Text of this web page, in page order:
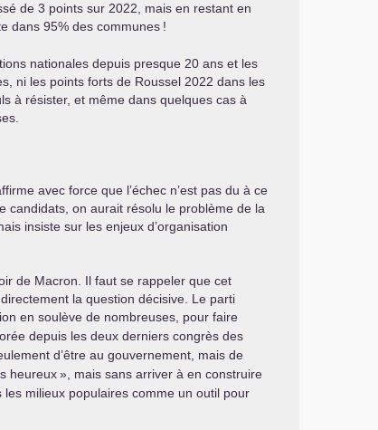
de 3 points sur 2022, mais en restant en
dans 95% des communes !
nationales depuis presque 20 ans et les
ni les points forts de Roussel 2022 dans les
à résister, et même dans quelques cas à
avec force que l’échec n’est pas du à ce
candidats, on aurait résolu le problème de la
insiste sur les enjeux d’organisation
de Macron. Il faut se rappeler que cet
la question décisive. Le parti
en soulève de nombreuses, pour faire
depuis les deux derniers congrès des
d’être au gouvernement, mais de
heureux», mais sans arriver à en construire
les milieux populaires comme un outil pour